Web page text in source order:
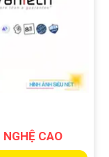
CAO